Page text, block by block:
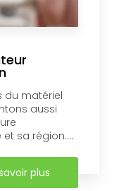
du matériel
aussi
sa région....
plus